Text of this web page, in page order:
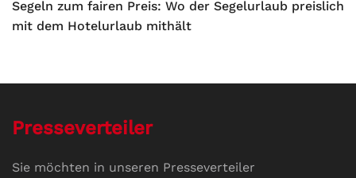
Segeln zum fairen Preis: Wo der Segelurlaub preislich
mit dem Hotelurlaub mithält
Presseverteiler
Sie möchten in unseren Presseverteiler